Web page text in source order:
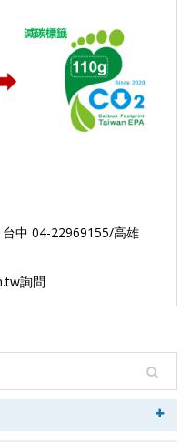
中 04-22969155/高雄
詢問